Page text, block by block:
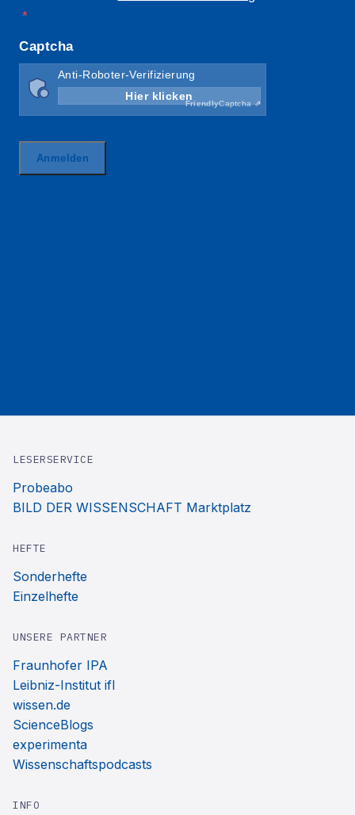
LESERSERVICE
Probeabo
BILD DER WISSENSCHAFT Marktplatz
HEFTE
Sonderhefte
Einzelhefte
UNSERE PARTNER
Fraunhofer IPA
Leibniz-Institut ifl
wissen.de
ScienceBlogs
experimenta
Wissenschaftspodcasts
INFO